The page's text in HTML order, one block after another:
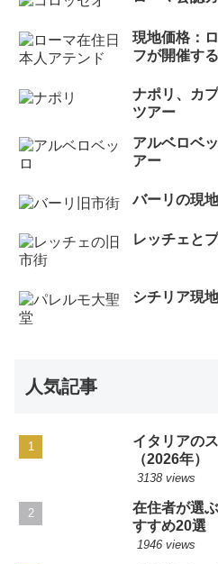
現地価格：
フが開催す
ナポリ、カ
ツアー
アルベロベ
アー
バーリの現
レッチェと
シチリア現
人気記事
イタリアの
（2026年）
3138 views
在住者が選
すすめ20選
1946 views